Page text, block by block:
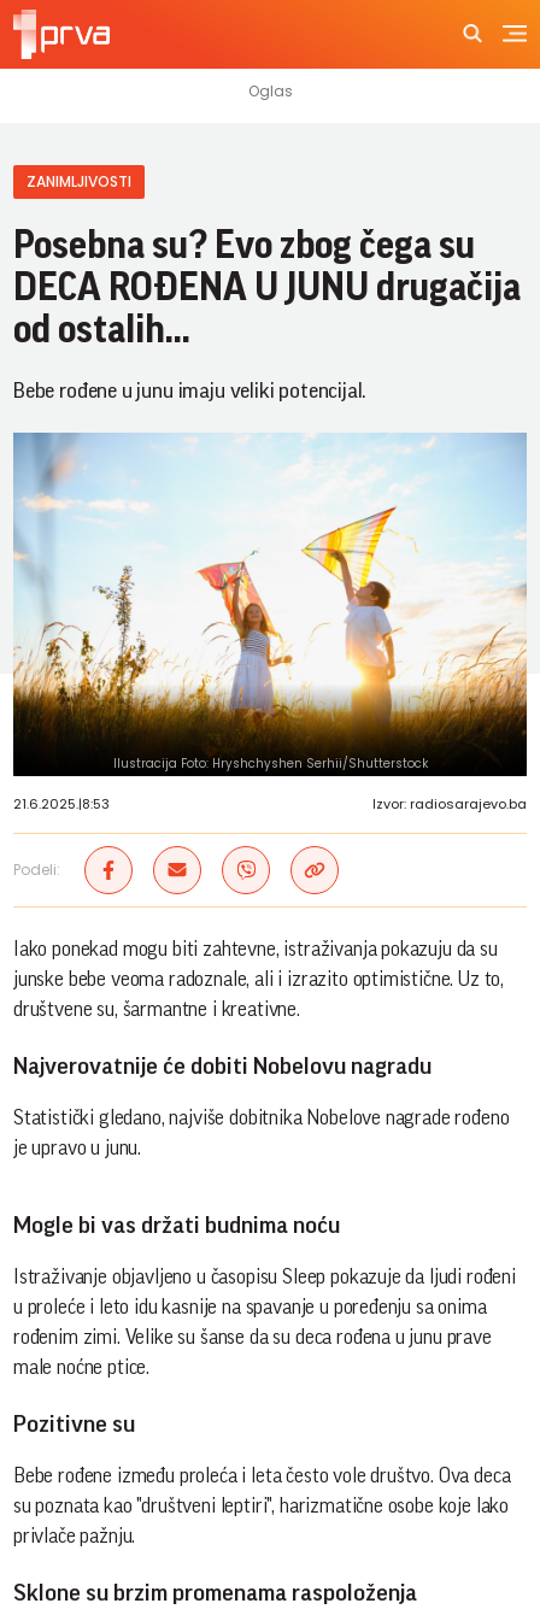
ZANIMLJIVOSTI
Posebna su? Evo zbog čega su
DECA ROĐENA U JUNU drugačija
od ostalih...
Bebe rođene u junu imaju veliki potencijal.
Ilustracija Foto: Hryshchyshen Serhii/Shutterstock
21.6.2025.|8:53 Izvor: radiosarajevo.ba
Podeli:
Iako ponekad mogu biti zahtevne, istraživanja pokazuju da su
junske bebe veoma radoznale, ali i izrazito optimistične. Uz to,
društvene su, šarmantne i kreativne.
Najverovatnije će dobiti Nobelovu nagradu
Statistički gledano, najviše dobitnika Nobelove nagrade rođeno
je upravo u junu.
Mogle bi vas držati budnima noću
Istraživanje objavljeno u časopisu Sleep pokazuje da ljudi rođeni
u proleće i leto idu kasnije na spavanje u poređenju sa onima
rođenim zimi. Velike su šanse da su deca rođena u junu prave
male noćne ptice.
Pozitivne su
Bebe rođene između proleća i leta često vole društvo. Ova deca
su poznata kao "društveni leptiri", harizmatične osobe koje lako
privlače pažnju.
Sklone su brzim promenama raspoloženja